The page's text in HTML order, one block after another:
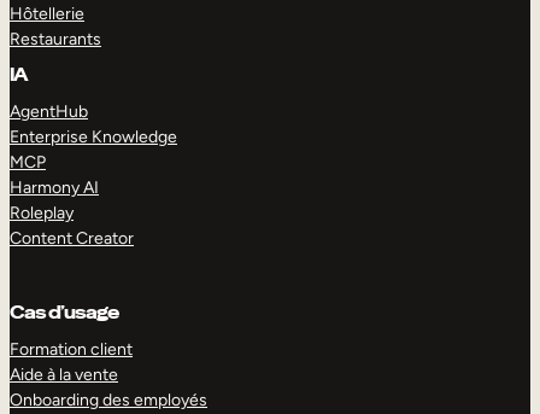
Hôtellerie
Restaurants
IA
AgentHub
Enterprise Knowledge
MCP
Harmony AI
Roleplay
Content Creator
Cas d’usage
Formation client
Aide à la vente
Onboarding des employés